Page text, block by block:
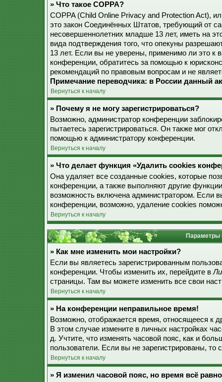
» Что такое COPPA?
COPPA (Child Online Privacy and Protection Act),
это закон Соединённых Штатов, требующий от
несовершеннолетних младше 13 лет, иметь на
вида подтверждения того, что опекуны
13 лет. Если вы не уверены, применимо ли это к
конференции, обратитесь за помощью к
рекомендаций по правовым вопросам и не
Примечание переводчика: в России данный
Вернуться к началу
» Почему я не могу зарегистрироваться?
Возможно, администратор конференции
пытаетесь зарегистрироваться. Он также мог
помощью к администратору конференции.
Вернуться к началу
» Что делает функция «Удалить cookies
Она удаляет все созданные cookies, которые
конференции, а также выполняют другие
возможность включена администратором. Если
конференции, возможно, удаление cookies
Вернуться к началу
Параметры
» Как мне изменить мои настройки?
Если вы являетесь зарегистрированным
конференции. Чтобы изменить их, перейдите в
страницы. Там вы можете изменить все свои
Вернуться к началу
» На конференции неправильное время!
Возможно, отображается время, относящееся к
В этом случае измените в личных настройках
д. Учтите, что изменять часовой пояс, как и
пользователи. Если вы не зарегистрированы, то
Вернуться к началу
» Я изменил часовой пояс, но время всё